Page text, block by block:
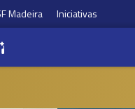
Madeira Iniciativas